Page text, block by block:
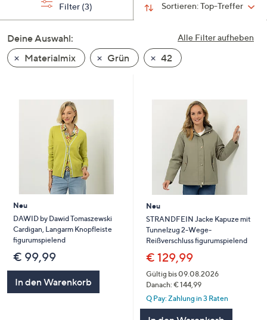
und
nach
unten
oder
um
diese
anzuzeigen.
Sortieren:Top-Treffer
Filter (3)
Alle Filter aufheben
Deine Auswahl:
Materialmix
Grün 42
Neu
DAWID by Dawid Tomaszewski
Cardigan, Langarm Knopfleiste
figurumspielend
€ 99,99
In den Warenkorb
Neu
STRANDFEIN Jacke Kapuze mit
Tunnelzug 2-Wege-
Reißverschluss figurumspielend
€ 129,99
Gültig bis 09.08.2026
Danach: € 144,99
Q Pay: Zahlung in 3 Raten